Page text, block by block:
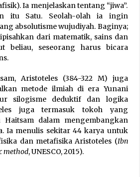
Ia menjelaskan tentang “jiwa”.
itu Satu. Seolah-olah ia ingin
absolutisme wujudiyah. Baginya;
dari matematik, sains dan
beliau, seseorang harus bicara
Aristoteles (384-322 M) juga
metode ilmiah di era Yunani
silogisme deduktif dan logika
juga termasuk tokoh yang
Haitsam dalam mengembangkan
Ia menulis sekitar 44 karya untuk
dan metafisika Aristoteles (Ibn
method, UNESCO, 2015).